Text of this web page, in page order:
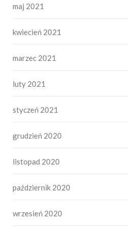
maj 2021
kwiecień 2021
marzec 2021
luty 2021
styczeń 2021
grudzień 2020
listopad 2020
październik 2020
wrzesień 2020